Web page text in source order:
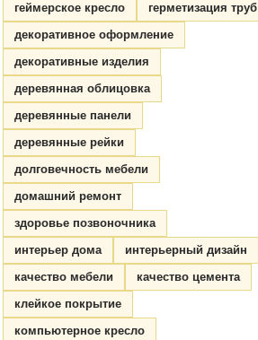
геймерское кресло
герметизация труб
декоративное оформление
декоративные изделия
деревянная облицовка
деревянные панели
деревянные рейки
долговечность мебели
домашний ремонт
здоровье позвоночника
интерьер дома
интерьерный дизайн
качество мебели
качество цемента
клейкое покрытие
компьютерное кресло